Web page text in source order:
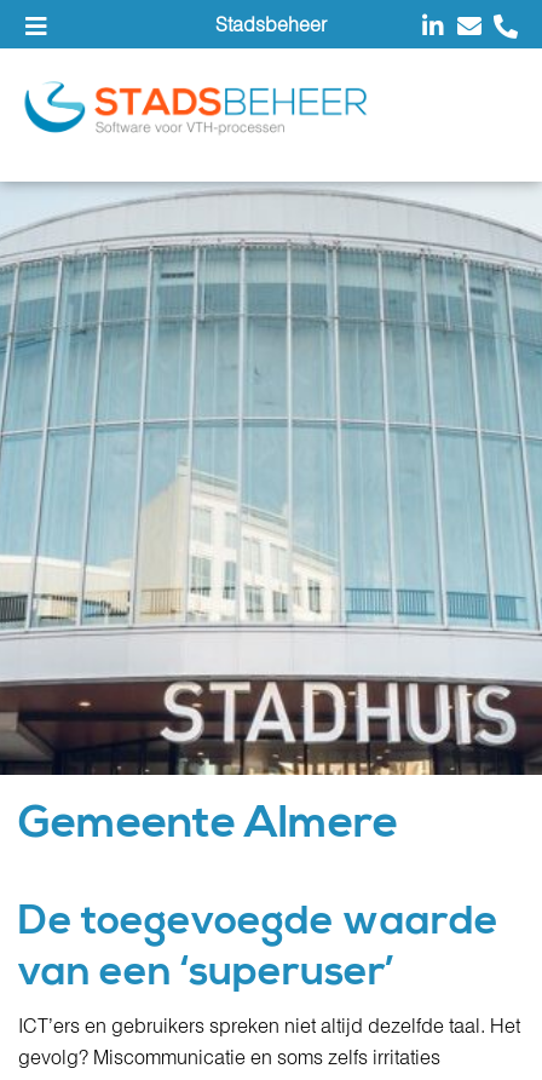
Stadsbeheer
Gemeente Almere
De toegevoegde waarde
van een ‘superuser’
ICT’ers en gebruikers spreken niet altijd dezelfde taal. Het
gevolg? Miscommunicatie en soms zelfs irritaties